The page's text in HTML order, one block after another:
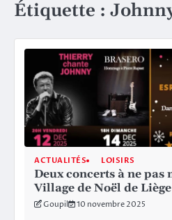
Étiquette :
ACTUALITÉS LOISIRS
Deux concerts à ne pas
Village de Noël de Liège
Goupil 10 novembre 2025